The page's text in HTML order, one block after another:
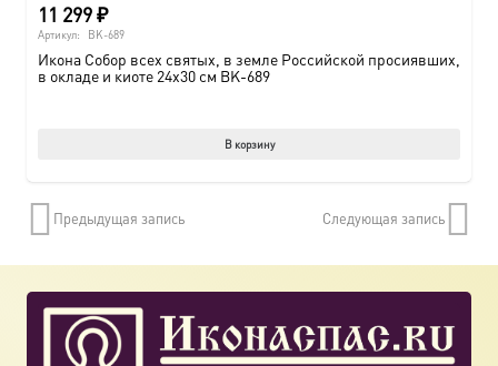
11 299₽
Артикул: BK-689
Икона Собор всех святых, в земле Российской просиявших,
в окладе и киоте 24х30 см BK-689
В корзину
Предыдущая запись Следующая запись